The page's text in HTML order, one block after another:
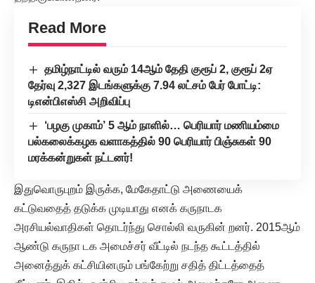
Read More
தமிழ்நாட்டில் வரும் 14ஆம் தேதி குரூப் 2, குரூப் 2ஏ
தேர்வு 2,327 இடங்களுக்கு 7.94 லட்சம் பேர் போட்டி:
டிஎன்பிஎஸ்சி அறிவிப்பு
‘பழகு முகாம்’ 5 ஆம் நாளில்… பெரியார் மணியம்மை
பல்கலைக்கழக வளாகத்தில் 90 பெரியார் பிஞ்சுகள் 90
மரக்கன்றுகள் நட்டனர்!
இதுவொருபுறம் இருக்க, மேகேதாட்டு அணையைக்
கட்டுவதைத் தடுக்க முடியாது எனக் கருநாடக
அரசியல்வாதிகள் தொடர்ந்து சொல்லி வருகின் றனர். 2015ஆம்
ஆண்டு கருநா டக அமைச்சர் வீட்டில் நடந்த கூட்டத்தில்
அனைத்துக் கட்சியினரும் பங்கேற்று சதித் திட்டத்தைத்